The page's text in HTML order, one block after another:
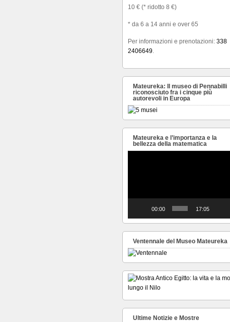
10 € (* ridotto 8 €)
* da 6 a 14 anni e over 65
Per informazioni e prenotazioni: 338
2406649.
Mateureka: Il museo di Pennabilli
riconosciuto fra i cinque più
autorevoli in Europa
Mateureka e l’importanza e la
bellezza della matematica
00:00 17:05
Ventennale del Museo Mateureka
Ultime Notizie e Mostre